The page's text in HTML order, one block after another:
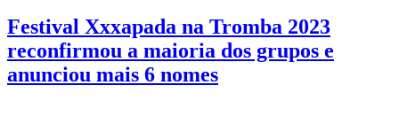
Festival Xxxapada na Tromba 2023
reconfirmou a maioria dos grupos e
anunciou mais 6 nomes